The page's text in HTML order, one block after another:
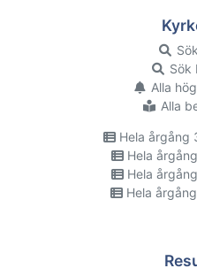
Sök
Alla
Alla
Hela årgång
Hela
Hela
Hela